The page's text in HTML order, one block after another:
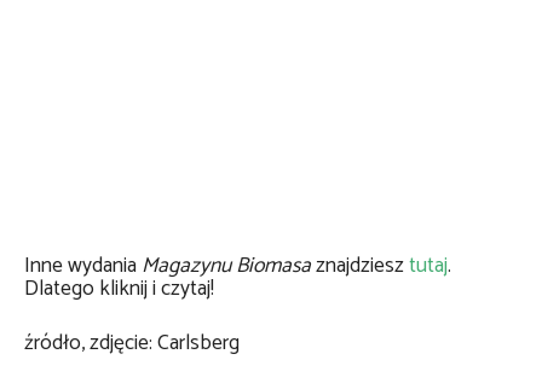
Inne wydaniaMagazynu Biomasaznajdziesztutaj.
Dlatego kliknij i czytaj!
źródło, zdjęcie: Carlsberg